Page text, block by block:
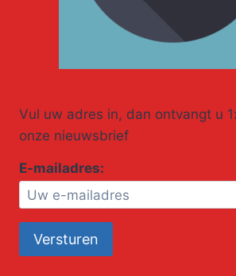
Vul uw adres in, dan ontvangt u
onze nieuwsbrief
E-mailadres: